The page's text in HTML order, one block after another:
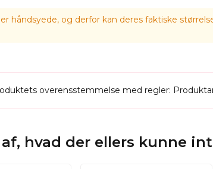
håndsyede, og derfor kan deres faktiske
overensstemmelse med regler:
hvad der ellers kunne